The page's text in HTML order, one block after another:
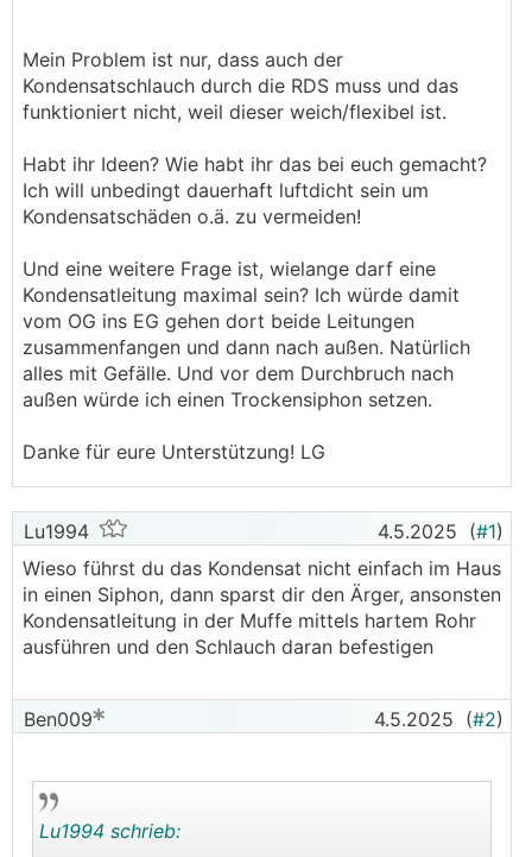
Mein Problem ist nur, dass auch der
Kondensatschlauch durch die RDS muss und das
funktioniert nicht, weil dieser weich/flexibel ist.
Habt ihr Ideen? Wie habt ihr das bei euch gemacht?
Ich will unbedingt dauerhaft luftdicht sein um
Kondensatschäden o.ä. zu vermeiden!
Und eine weitere Frage ist, wielange darf eine
Kondensatleitung maximal sein? Ich würde damit
vom OG ins EG gehen dort beide Leitungen
zusammenfangen und dann nach außen. Natürlich
alles mit Gefälle. Und vor dem Durchbruch nach
außen würde ich einen Trockensiphon setzen.
Danke für eure Unterstützung! LG
Lu1994 4.5.2025 (#1)
Wieso führst du das Kondensat nicht einfach im Haus
in einen Siphon, dann sparst dir den Ärger, ansonsten
Kondensatleitung in der Muffe mittels hartem Rohr
ausführen und den Schlauch daran befestigen
Ben009 4.5.2025 (#2)
Lu1994 schrieb: